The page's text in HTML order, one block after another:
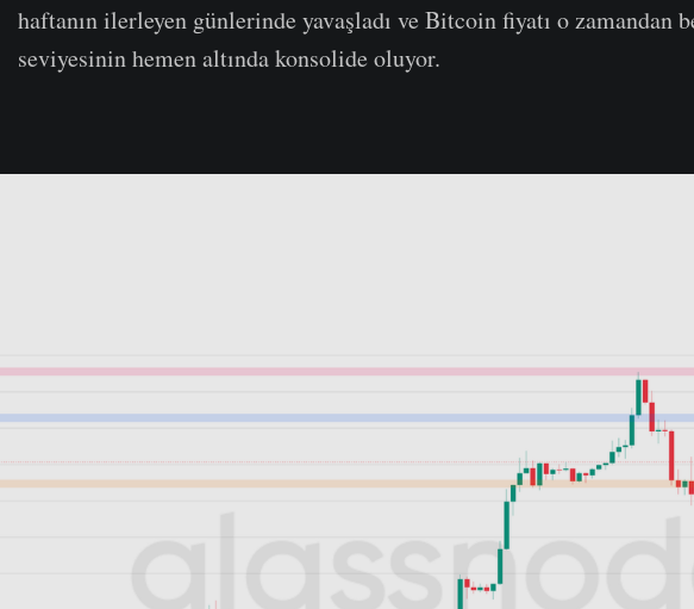
haftanın ilerleyen günlerinde yavaşladı ve Bitcoin fiyatı o zamandan
seviyesinin hemen altında konsolide oluyor.